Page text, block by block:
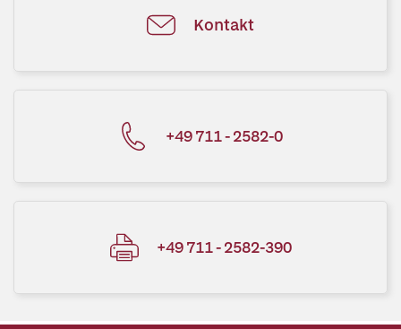
Kontakt
+49 711 - 2582-0
+49 711 - 2582-390